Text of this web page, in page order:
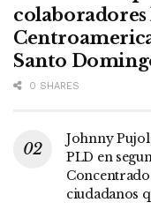
colaboradores
Santo
0 SHARES
Johnny
PLD en
ciudadanos